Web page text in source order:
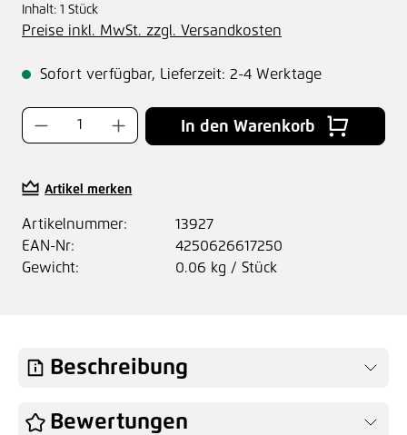
Inhalt: 1 Stück
Preise inkl. MwSt. zzgl. Versandkosten
Sofort verfügbar, Lieferzeit: 2-4 Werktage
Produkt Anzahl: Gib den gewünschten
In den Warenkorb
Artikel merken
Artikelnummer:
13927
EAN-Nr:
4250626617250
Gewicht:
0.06 kg / Stück
Beschreibung
Bewertungen